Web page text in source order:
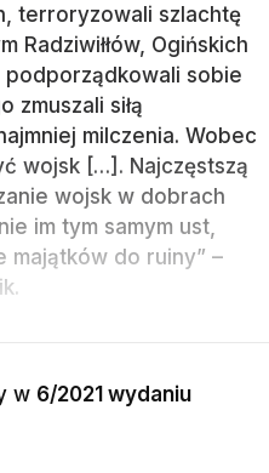
terroryzowali szlachtę
Radziwiłłów, Ogińskich
podporządkowali sobie
zmuszali siłą
milczenia. Wobec
wojsk […]. Najczęstszą
wojsk w dobrach
im tym samym ust,
majątków do ruiny” –
w 6/2021 wydaniu